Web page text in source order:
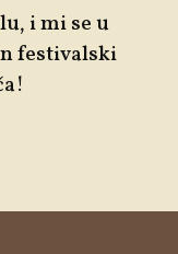
i mi se u
festivalski